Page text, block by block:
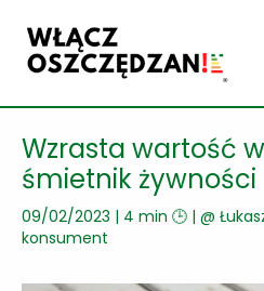
treści
Wzrasta wartość
śmietnik żywności
09/02/2023 | 4 min 🕒 | @
konsument